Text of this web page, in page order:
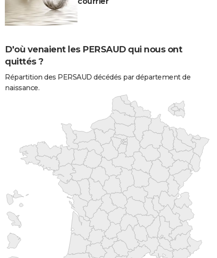
D'où venaient les PERSAUD qui nous ont
quittés ?
Répartition des PERSAUD décédés par département de
naissance.